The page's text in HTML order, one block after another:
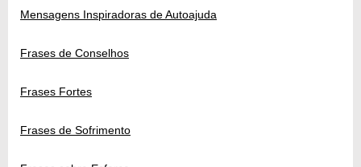
Mensagens Inspiradoras de Autoajuda
Frases de Conselhos
Frases Fortes
Frases de Sofrimento